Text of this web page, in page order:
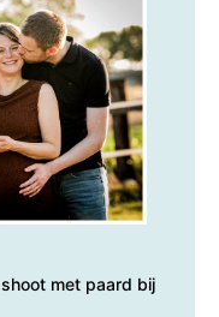
met paard bij